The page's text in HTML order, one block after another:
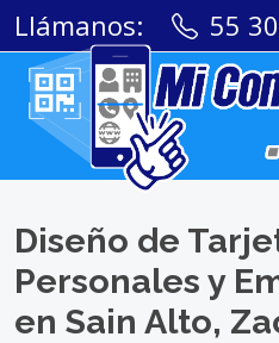
Llámanos: 55
Diseño de
Personales y
en Sain Alto,